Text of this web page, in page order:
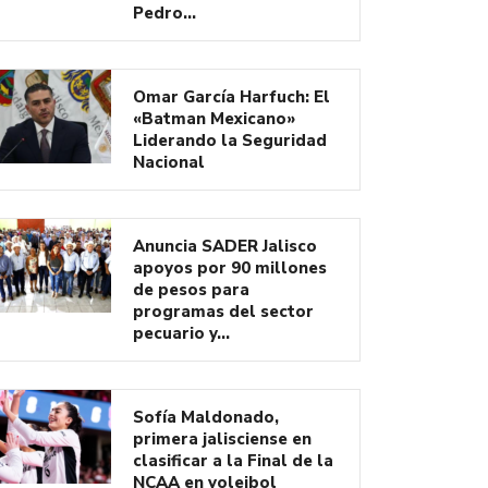
Pedro…
Omar García Harfuch: El
«Batman Mexicano»
Liderando la Seguridad
Nacional
Anuncia SADER Jalisco
apoyos por 90 millones
de pesos para
programas del sector
pecuario y…
Sofía Maldonado,
primera jalisciense en
clasificar a la Final de la
NCAA en voleibol